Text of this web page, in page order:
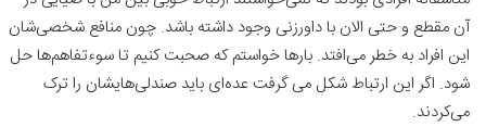
آن مقطع و حتی الان با داورزنی وجود داشته باشد. چون منافع شخصی‌شان
این افراد به خطر می‌افتد. بارها خواستم که صحبت کنیم تا سوءتفاهم‌ها حل
شود. اگر این ارتباط شکل می گرفت عده‌ای باید صندلی‌هایشان را ترک
می‌کردند.